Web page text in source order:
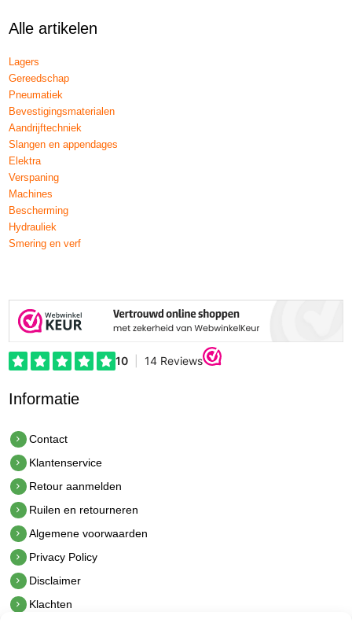
Alle artikelen
Lagers
Gereedschap
Pneumatiek
Bevestigingsmaterialen
Aandrijftechniek
Slangen en appendages
Elektra
Verspaning
Machines
Bescherming
Hydrauliek
Smering en verf
Informatie
Contact
Klantenservice
Retour aanmelden
Ruilen en retourneren
Algemene voorwaarden
Privacy Policy
Disclaimer
Klachten